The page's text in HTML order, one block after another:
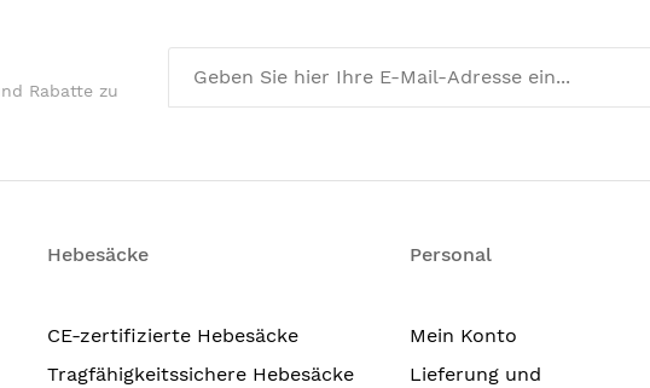
Rabatte zu
Hebesäcke
CE-zertifizierte Hebesäcke
Tragfähigkeitssichere Hebesäcke
Personal
Mein Konto
Lieferung und